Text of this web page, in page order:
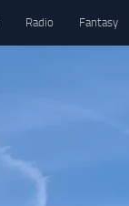
Radio Fantasy